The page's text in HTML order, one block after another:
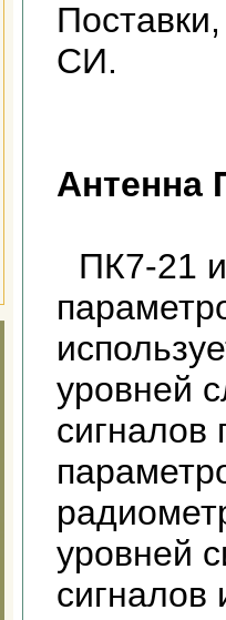
СИ.
Антенна
ПК7-21
уровней
сигналов
уровней